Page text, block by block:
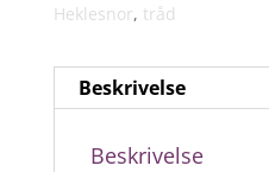
Heklesnor, tråd
Beskrivelse
Beskrivelse